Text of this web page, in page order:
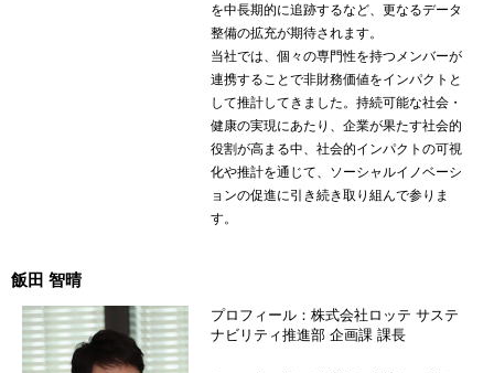
を中長期的に追跡するなど、更なるデータ
整備の拡充が期待されます。
当社では、個々の専門性を持つメンバーが
連携することで非財務価値をインパクトと
して推計してきました。持続可能な社会・
健康の実現にあたり、企業が果たす社会的
役割が高まる中、社会的インパクトの可視
化や推計を通じて、ソーシャルイノベーシ
ョンの促進に引き続き取り組んで参りま
す。
飯田 智晴
プロフィール：株式会社ロッテ サステ
ナビリティ推進部 企画課 課長